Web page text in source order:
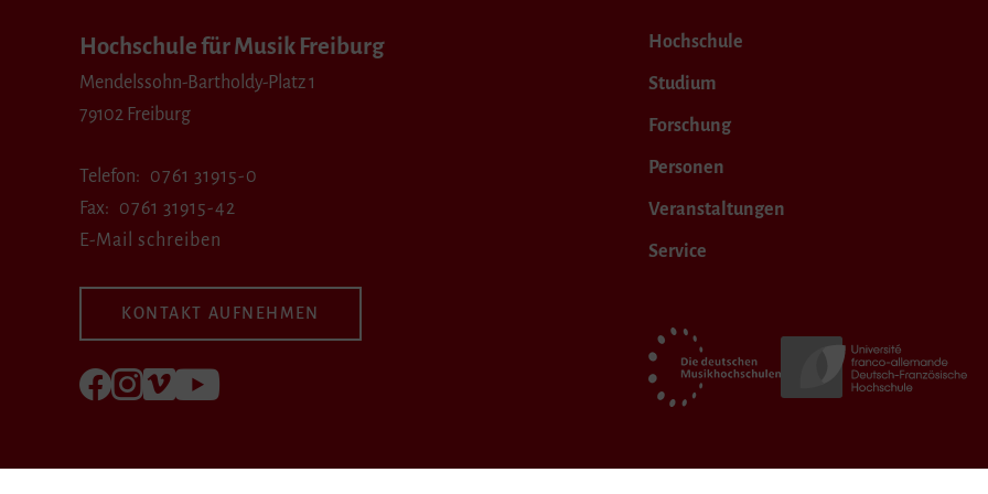
Hochschule für Musik Freiburg
Mendelssohn-Bartholdy-Platz 1
79102 Freiburg
Telefon
0761 31915-0
Fax
0761 31915-42
E-Mail schreiben
KONTAKT AUFNEHMEN
Folgen Sie uns auf Facebook
Folgen Sie uns auf Instagram
Besuchen Sie uns bei Vimeo
Hochschule
Studium
Forschung
Personen
Veranstaltungen
Service